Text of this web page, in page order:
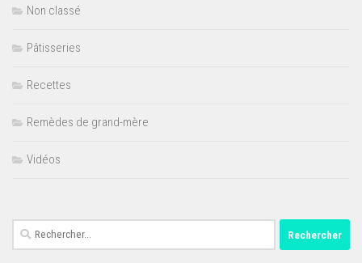
Non classé
Pâtisseries
Recettes
Remèdes de grand-mère
Vidéos
Rechercher :